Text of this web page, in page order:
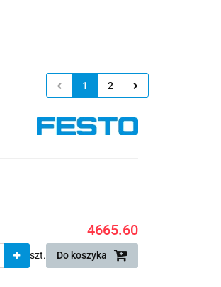
1 2
4665.60
szt. Do koszyka